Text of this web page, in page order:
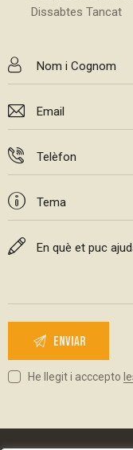
Dissabtes Tancat
He llegit i acccepto